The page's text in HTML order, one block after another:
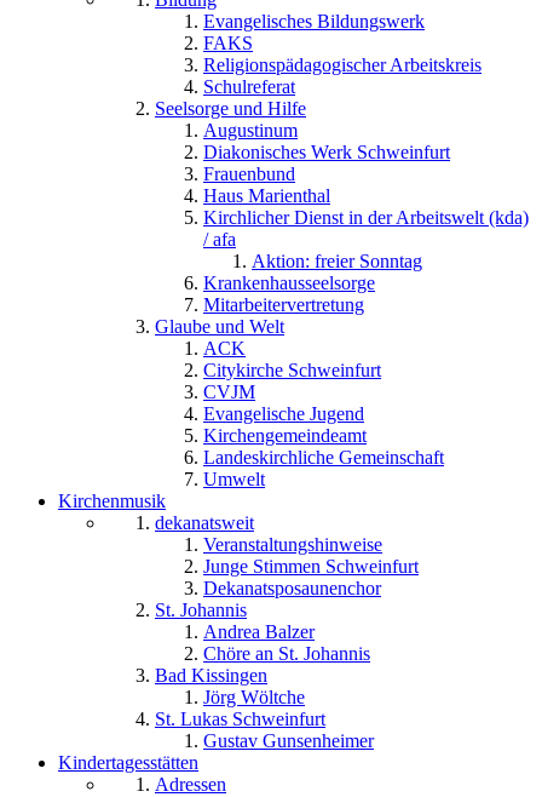
Evangelisches Bildungswerk
FAKS
Religionspädagogischer Arbeitskreis
Schulreferat
Seelsorge und Hilfe
Augustinum
Diakonisches Werk Schweinfurt
Frauenbund
Haus Marienthal
Kirchlicher Dienst in der Arbeitswelt (kda)
/ afa
Aktion: freier Sonntag
Krankenhausseelsorge
Mitarbeitervertretung
Glaube und Welt
ACK
Citykirche Schweinfurt
CVJM
Evangelische Jugend
Kirchengemeindeamt
Landeskirchliche Gemeinschaft
Umwelt
Kirchenmusik
dekanatsweit
Veranstaltungshinweise
Junge Stimmen Schweinfurt
Dekanatsposaunenchor
St. Johannis
Andrea Balzer
Chöre an St. Johannis
Bad Kissingen
Jörg Wöltche
St. Lukas Schweinfurt
Gustav Gunsenheimer
Kindertagesstätten
Adressen